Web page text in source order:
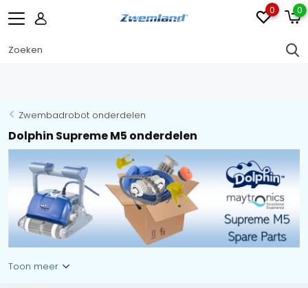
0 0
Zwembadrobot onderdelen
Dolphin Supreme M5 onderdelen
Toon meer